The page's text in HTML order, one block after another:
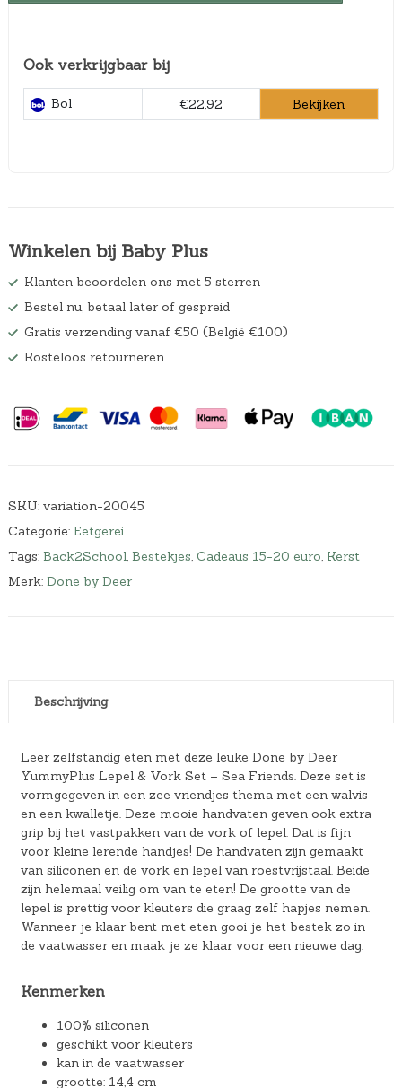
Ook verkrijgbaar bij
Bol €22,92 Bekijken
Winkelen bij Baby Plus
Klanten beoordelen ons met 5 sterren
Bestel nu, betaal later of gespreid
Gratis verzending vanaf €50 (België €100)
Kosteloos retourneren
SKU: variation-20045
Categorie: Eetgerei
Tags: Back2School, Bestekjes, Cadeaus 15-20 euro, Kerst
Merk: Done by Deer
Beschrijving
Leer zelfstandig eten met deze leuke Done by Deer
YummyPlus Lepel & Vork Set – Sea Friends. Deze set is
vormgegeven in een zee vriendjes thema met een walvis
en een kwalletje. Deze mooie handvaten geven ook extra
grip bij het vastpakken van de vork of lepel. Dat is fijn
voor kleine lerende handjes! De handvaten zijn gemaakt
van siliconen en de vork en lepel van roestvrijstaal. Beide
zijn helemaal veilig om van te eten! De grootte van de
lepel is prettig voor kleuters die graag zelf hapjes nemen.
Wanneer je klaar bent met eten gooi je het bestek zo in
de vaatwasser en maak je ze klaar voor een nieuwe dag.
Kenmerken
100% siliconen
geschikt voor kleuters
kan in de vaatwasser
grootte: 14,4 cm